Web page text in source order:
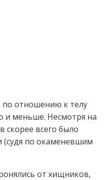
по отношению к телу
и меньше. Несмотря на
скорее всего было
(судя по окаменевшим
от хищников,